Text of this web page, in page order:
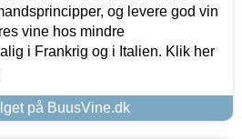
og levere god vin
vine hos mindre
i Frankrig og i Italien. Klik her
på BuusVine.dk